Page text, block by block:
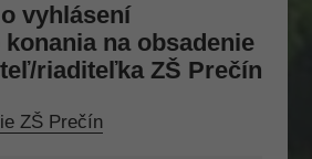
vyhlásení
na obsadenie
riaditeľka ZŠ Prečín
ZŠ Prečín